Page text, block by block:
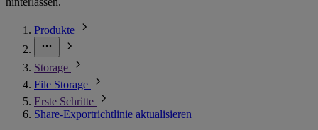
Produkte
Storage
File Storage
Erste Schritte
Share-Exportrichtlinie aktualisieren